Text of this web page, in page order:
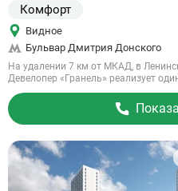
Комфорт
Видное
Бульвар Дмитрия Донского
На удалении 7 км от МКАД, в
Девелопер «Гранель» реализует